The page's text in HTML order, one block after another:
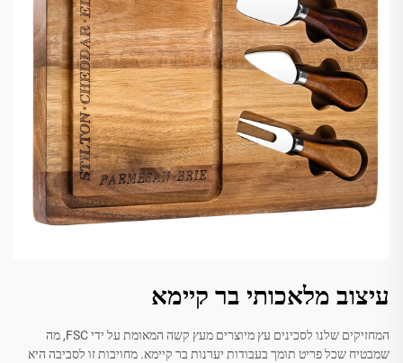
עיצוב מלאכותי בר קיימא
המחזיקים שלנו לסכינים עץ מיוצרים מעץ קשה המאומת על ידי FSC, מה
שמבטיח שכל פריט תומך בעבודות יערנות בר קיימא. מחויבות זו לסביבה היא